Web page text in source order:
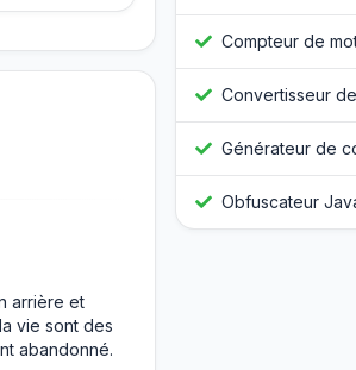
arrière et
vie sont des
abandonné.
Compteur de
Convertisseur
Générateur de
Obfuscateur